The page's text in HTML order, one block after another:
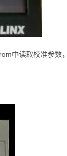
中读取校准参数